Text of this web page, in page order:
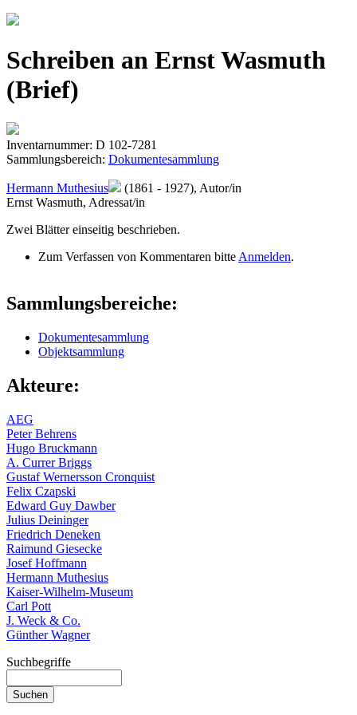
Jump to navigation
Schreiben an Ernst Wasmuth
(Brief)
Inventarnummer: D 102-7281
Sammlungsbereich: Dokumentesammlung
Hermann Muthesius
(1861 - 1927), Autor/in
Ernst Wasmuth, Adressat/in
Zwei Blätter einseitig beschrieben.
Zum Verfassen von Kommentaren bitte Anmelden.
Sammlungsbereiche:
Dokumentesammlung
Objektsammlung
Akteure:
AEG
Peter Behrens
Hugo Bruckmann
A. Currer Briggs
Gustaf Wernersson Cronquist
Felix Czapski
Edward Guy Dawber
Julius Deininger
Friedrich Deneken
Raimund Giesecke
Josef Hoffmann
Hermann Muthesius
Kaiser-Wilhelm-Museum
Carl Pott
J. Weck & Co.
Günther Wagner
Suchbegriffe